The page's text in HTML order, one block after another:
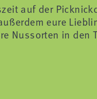
auf der
eure
Nussorten in den